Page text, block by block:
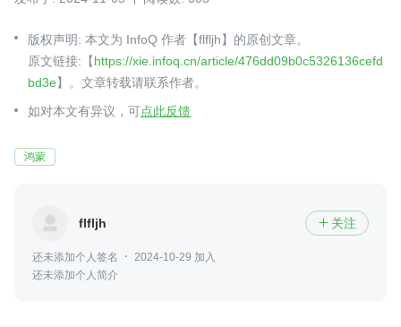
版权声明: 本文为 InfoQ 作者【flfljh】的原创文章。
原文链接:【https://xie.infoq.cn/article/476dd09b0c5326136cefd
bd3e】。文章转载请联系作者。
如对本文有异议，可点此反馈
鸿蒙
flfljh  关注
还未添加个人签名
2024-10-29 加入
还未添加个人简介